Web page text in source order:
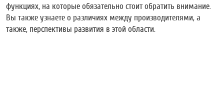
функциях, на которые обязательно стоит обратить внимание.
Вы также узнаете о различиях между производителями, а
также, перспективы развития в этой области.